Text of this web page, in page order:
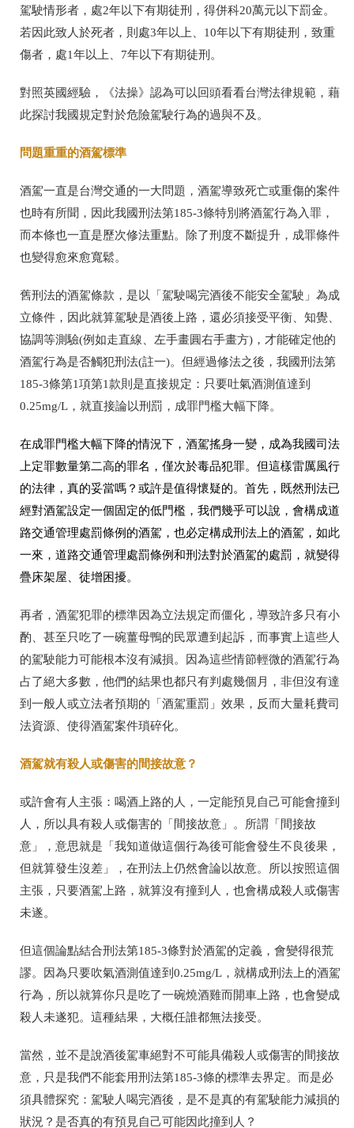
駕駛情形者，處2年以下有期徒刑，得併科20萬元以下罰金。
若因此致人於死者，則處3年以上、10年以下有期徒刑，致重
傷者，處1年以上、7年以下有期徒刑。
對照英國經驗，《法操》認為可以回頭看看台灣法律規範，藉
此探討我國規定對於危險駕駛行為的過與不及。
問題重重的酒駕標準
酒駕一直是台灣交通的一大問題，酒駕導致死亡或重傷的案件
也時有所聞，因此我國刑法第185-3條特別將酒駕行為入罪，
而本條也一直是歷次修法重點。除了刑度不斷提升，成罪條件
也變得愈來愈寬鬆。
舊刑法的酒駕條款，是以「駕駛喝完酒後不能安全駕駛」為成
立條件，因此就算駕駛是酒後上路，還必須接受平衡、知覺、
協調等測驗(例如走直線、左手畫圓右手畫方)，才能確定他的
酒駕行為是否觸犯刑法(註一)。但經過修法之後，我國刑法第
185-3條第1項第1款則是直接規定：只要吐氣酒測值達到
0.25mg/L，就直接論以刑罰，成罪門檻大幅下降。
在成罪門檻大幅下降的情況下，酒駕搖身一變，成為我國司法
上定罪數量第二高的罪名，僅次於毒品犯罪。但這樣雷厲風行
的法律，真的妥當嗎？或許是值得懷疑的。首先，既然刑法已
經對酒駕設定一個固定的低門檻，我們幾乎可以說，會構成道
路交通管理處罰條例的酒駕，也必定構成刑法上的酒駕，如此
一來，道路交通管理處罰條例和刑法對於酒駕的處罰，就變得
疊床架屋、徒增困擾。
再者，酒駕犯罪的標準因為立法規定而僵化，導致許多只有小
酌、甚至只吃了一碗薑母鴨的民眾遭到起訴，而事實上這些人
的駕駛能力可能根本沒有減損。因為這些情節輕微的酒駕行為
占了絕大多數，他們的結果也都只有判處幾個月，非但沒有達
到一般人或立法者預期的「酒駕重罰」效果，反而大量耗費司
法資源、使得酒駕案件瑣碎化。
酒駕就有殺人或傷害的間接故意？
或許會有人主張：喝酒上路的人，一定能預見自己可能會撞到
人，所以具有殺人或傷害的「間接故意」。所謂「間接故
意」，意思就是「我知道做這個行為後可能會發生不良後果，
但就算發生沒差」，在刑法上仍然會論以故意。所以按照這個
主張，只要酒駕上路，就算沒有撞到人，也會構成殺人或傷害
未遂。
但這個論點結合刑法第185-3條對於酒駕的定義，會變得很荒
謬。因為只要吹氣酒測值達到0.25mg/L，就構成刑法上的酒駕
行為，所以就算你只是吃了一碗燒酒雞而開車上路，也會變成
殺人未遂犯。這種結果，大概任誰都無法接受。
當然，並不是說酒後駕車絕對不可能具備殺人或傷害的間接故
意，只是我們不能套用刑法第185-3條的標準去界定。而是必
須具體探究：駕駛人喝完酒後，是不是真的有駕駛能力減損的
狀況？是否真的有預見自己可能因此撞到人？